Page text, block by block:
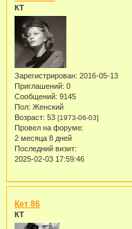
КТ
Зарегистрирован: 2016-05-13
Приглашений: 0
Сообщений: 9145
Пол: Женский
Возраст: 53 [1973-06-03]
Провел на форуме:
2 месяца 8 дней
Последний визит:
2025-02-03 17:59:46
Кет 86
КТ